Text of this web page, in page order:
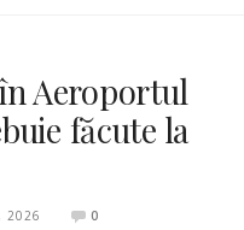
Aeroportul
făcute la
2026 0